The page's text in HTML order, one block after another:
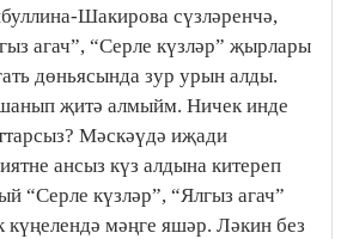
Шакирова сүзләренчә,
агач”, “Серле күзләр” җырлары
дөньясында зур урын алды.
җитә алмыйм. Ничек инде
Мәскәүдә иҗади
ансыз күз алдына китереп
“Серле күзләр”, “Ялгыз агач”
мәңге яшәр. Ләкин без